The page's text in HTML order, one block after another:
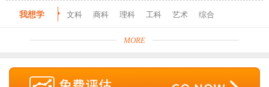
我想学 文科 商科 理科 工科 艺术 综合
MORE